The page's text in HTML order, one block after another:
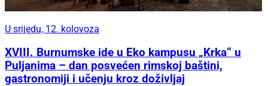
U srijedu, 12. kolovoza
XVIII. Burnumske ide u Eko kampusu „Krka“ u
Puljanima – dan posvećen rimskoj baštini,
gastronomiji i učenju kroz doživljaj